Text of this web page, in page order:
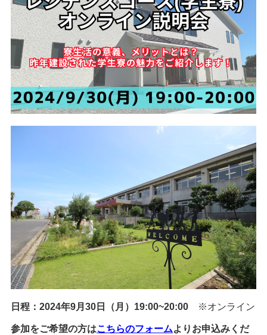
日程：2024年9月30日（月）19:00~20:00※オンライン
参加をご希望の方はこちらのフォームよりお申込みくだ